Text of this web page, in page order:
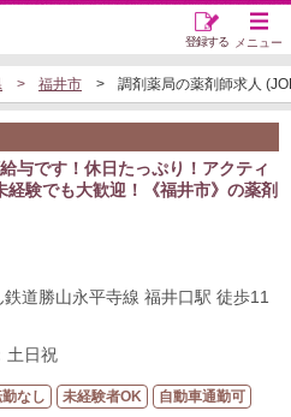
メニュー
登録する
福井市 調剤薬局の薬剤師求人
与です！休日たっぷり！アクティ
験でも大歓迎！《福井市》の薬剤
道勝山永平寺線 福井口駅 徒歩11
土日祝
なし 未経験者OK 自動車通勤可